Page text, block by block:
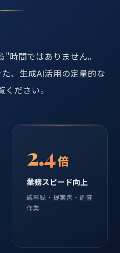
時間ではありません。
、生成AI活用の定量的な
ださい。
2.4倍
業務スピード向上
議事録・提案書・調査
作業